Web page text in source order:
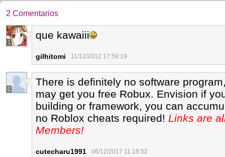
2 Comentarios
1
que kawaiii
gilhitomi 11/12/2012 17:59:19
1
There is definitely no software
may get you free Robux. Envision if
building or framework, you can
no Roblox cheats required! Links are
Members!
cutecharu1991 06/12/2017 11:18:52